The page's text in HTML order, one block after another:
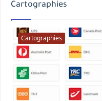
Uber pourrait bientôt
Apple, Google, Microsoft et
Tesla E-Mail met en
Une ancienne star de
Cartographies
Cartographies